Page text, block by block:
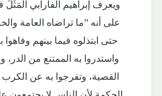
ويعرف إبراهيم الفارابي
على أنه "ما تراضاه العامة
حتى ابتذلوه فيما بينهم
واستدروا به الممتنع من
القصية، وتفرجوا به عن الكرب